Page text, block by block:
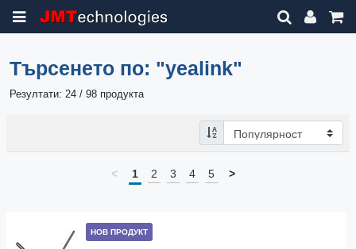
Търсенето по: "yealink"
Резултати: 24 / 98 продукта
< 1 2 3 4 5 >
НОВ ПРОДУКТ